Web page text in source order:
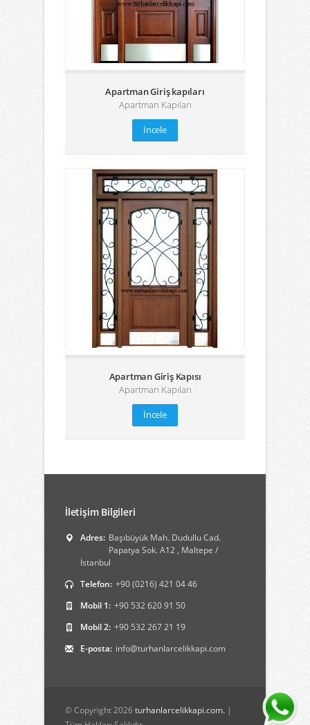
Apartman Giriş kapıları
Apartman Kapıları
İncele
Apartman Giriş Kapısı
Apartman Kapıları
İncele
İletişim Bilgileri
Adres: Başıbüyük Mah. Dudullu Cad.
Papatya Sok. A12 , Maltepe /
İstanbul
Telefon: +90 (0216) 421 04 46
Mobil 1: +90 532 620 91 50
Mobil 2: +90 532 267 21 19
E-posta: info@turhanlarcelikkapi.com
© Copyright 2026turhanlarcelikkapi.com. |